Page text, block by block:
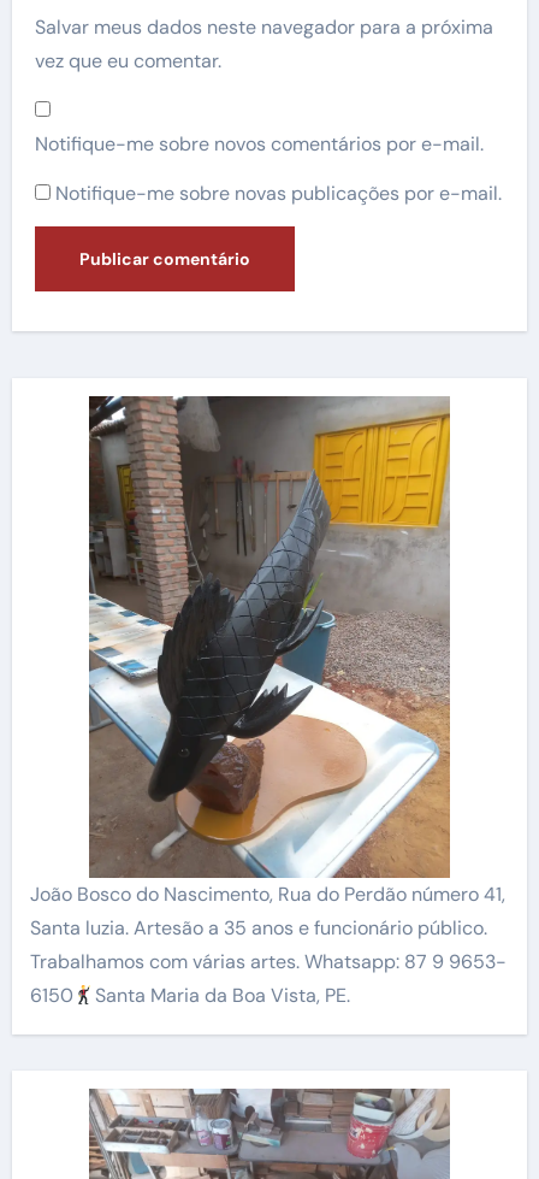
Salvar meus dados neste navegador para a próxima
vez que eu comentar.
Notifique-me sobre novos comentários por e-mail.
Notifique-me sobre novas publicações por e-mail.
João Bosco do Nascimento, Rua do Perdão número 41,
Santa luzia. Artesão a 35 anos e funcionário público.
Trabalhamos com várias artes. Whatsapp: 87 9 9653-
6150
Santa Maria da Boa Vista, PE.